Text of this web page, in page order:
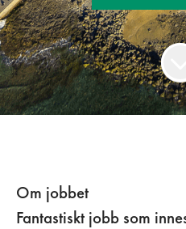
Om jobbet
Fantastiskt jobb som